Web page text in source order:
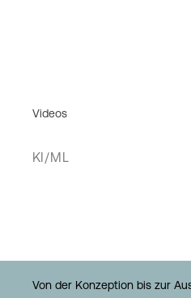
Videos
KI/ML
Von der Konzeption bis zur